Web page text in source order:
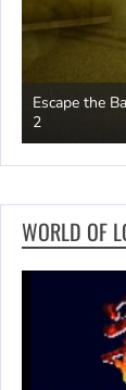
Escape the
2
WORLD OF